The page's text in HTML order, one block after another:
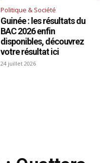
Politique & Société
Guinée : les résultats du
BAC 2026 enfin
disponibles, découvrez
votre résultat ici
24 juillet 2026